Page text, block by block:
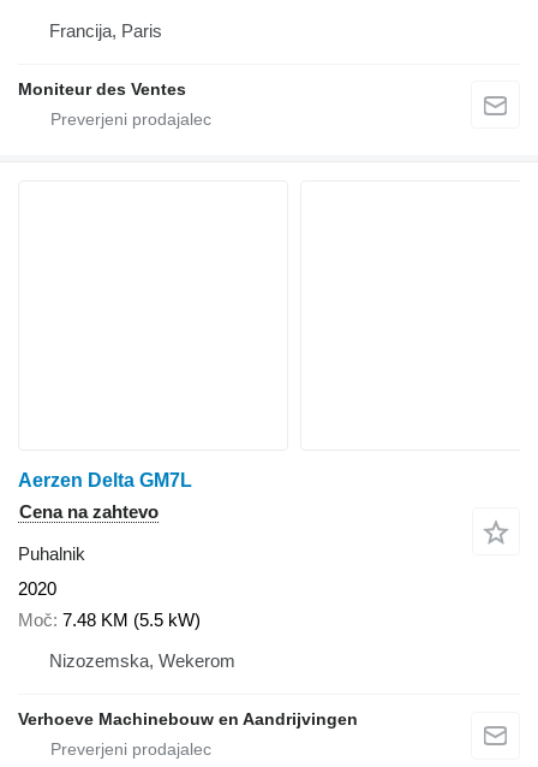
Francija, Paris
Moniteur des Ventes
Aerzen Delta GM7L
Cena na zahtevo
Puhalnik
2020
Moč 7.48 KM (5.5 kW)
Nizozemska, Wekerom
Verhoeve Machinebouw en Aandrijvingen